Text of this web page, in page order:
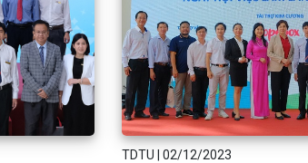
TDTU 02/12/2023